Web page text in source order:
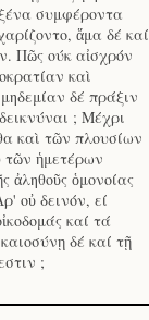
συμφέροντα
ἅμα δέ καί
Πῶς ούκ αἰσχρόν
καὶ
δέ πράξιν
; Μέχρι
καὶ τῶν πλουσίων
τῶν ἡμετέρων
ἀληθοῦς ὁμονοίας
οὐ δεινόν, εί
καί τά
δέ καί τῇ
;